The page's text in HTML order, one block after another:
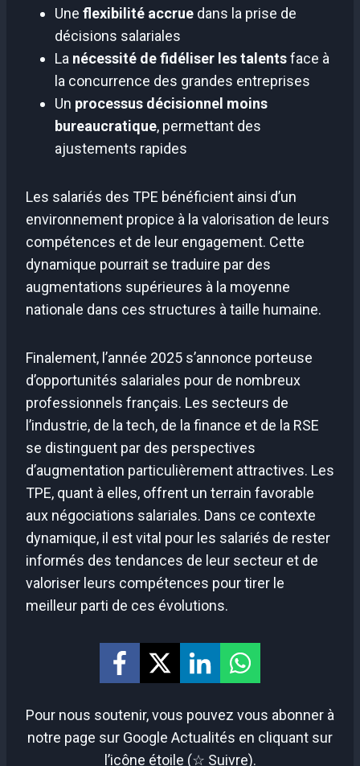
Une flexibilité accrue dans la prise de
décisions salariales
La nécessité de fidéliser les talentsface à
la concurrence des grandes entreprises
Un processus décisionnel moins
bureaucratique, permettant des
ajustements rapides
Les salariés des TPE bénéficient ainsi d’un
environnement propice à la valorisation de leurs
compétences et de leur engagement. Cette
dynamique pourrait se traduire par des
augmentations supérieures à la moyenne
nationale dans ces structures à taille humaine.
Finalement, l’année 2025 s’annonce porteuse
d’opportunités salariales pour de nombreux
professionnels français. Les secteurs de
l’industrie, de la tech, de la finance et de la RSE
se distinguent par des perspectives
d’augmentation particulièrement attractives. Les
TPE, quant à elles, offrent un terrain favorable
aux négociations salariales. Dans ce contexte
dynamique, il est vital pour les salariés de rester
informés des tendances de leur secteur et de
valoriser leurs compétences pour tirer le
meilleur parti de ces évolutions.
Pour nous soutenir, vous pouvez vous abonner à
notre page sur Google Actualités en cliquant sur
l’icône étoile (☆ Suivre).